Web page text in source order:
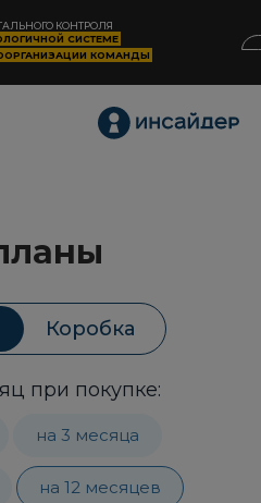
КОНТРОЛЯ
СИСТЕМЕ
КОМАНДЫ
Коробка
при покупке:
на 3 месяца
на 12 месяцев